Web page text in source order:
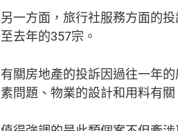
另一方面，旅行社服務方面的
至去年的357宗。
有關房地產的投訴因過往一年
素問題、物業的設計和用料有